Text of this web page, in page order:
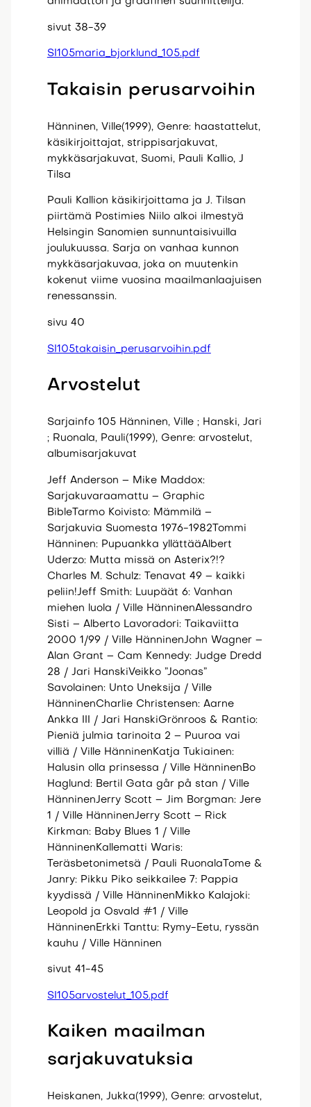
sivut 38-39
SI105maria_bjorklund_105.pdf
Takaisin perusarvoihin
Hänninen, Ville(1999), Genre: haastattelut,
käsikirjoittajat, strippisarjakuvat,
mykkäsarjakuvat, Suomi, Pauli Kallio, J
Tilsa
Pauli Kallion käsikirjoittama ja J. Tilsan
piirtämä Postimies Niilo alkoi ilmestyä
Helsingin Sanomien sunnuntaisivuilla
joulukuussa. Sarja on vanhaa kunnon
mykkäsarjakuvaa, joka on muutenkin
kokenut viime vuosina maailmanlaajuisen
renessanssin.
sivu 40
SI105takaisin_perusarvoihin.pdf
Arvostelut
Sarjainfo 105 Hänninen, Ville ; Hanski, Jari
; Ruonala, Pauli(1999), Genre: arvostelut,
albumisarjakuvat
Jeff Anderson – Mike Maddox:
Sarjakuvaraamattu – Graphic
BibleTarmo Koivisto: Mämmilä –
Sarjakuvia Suomesta 1976-1982Tommi
Hänninen: Pupuankka yllättääAlbert
Uderzo: Mutta missä on Asterix?!?
Charles M. Schulz: Tenavat 49 – kaikki
peliin!Jeff Smith: Luupäät 6: Vanhan
miehen luola / Ville HänninenAlessandro
Sisti – Alberto Lavoradori: Taikaviitta
2000 1/99 / Ville HänninenJohn Wagner –
Alan Grant – Cam Kennedy: Judge Dredd
28 / Jari HanskiVeikko ”Joonas”
Savolainen: Unto Uneksija / Ville
HänninenCharlie Christensen: Aarne
Ankka III / Jari HanskiGrönroos & Rantio:
Pieniä julmia tarinoita 2 – Puuroa vai
villiä / Ville HänninenKatja Tukiainen:
Halusin olla prinsessa / Ville HänninenBo
Haglund: Bertil Gata går på stan / Ville
HänninenJerry Scott – Jim Borgman: Jere
1 / Ville HänninenJerry Scott – Rick
Kirkman: Baby Blues 1 / Ville
HänninenKallematti Waris:
Teräsbetonimetsä / Pauli RuonalaTome &
Janry: Pikku Piko seikkailee 7: Pappia
kyydissä / Ville HänninenMikko Kalajoki:
Leopold ja Osvald #1 / Ville
HänninenErkki Tanttu: Rymy-Eetu, ryssän
kauhu / Ville Hänninen
sivut 41-45
SI105arvostelut_105.pdf
Kaiken maailman
sarjakuvatuksia
Heiskanen, Jukka(1999), Genre: arvostelut,